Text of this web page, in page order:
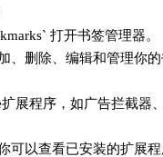
打开书签管理器。
、删除、编辑和管理你的
展程序，如广告拦截器
可以查看已安装的扩展